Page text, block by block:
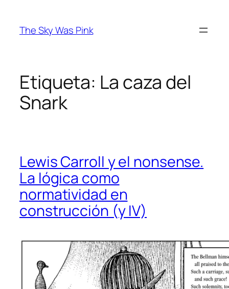
contenido
The Sky Was Pink
Etiqueta: La caza del
Snark
Lewis Carroll y el nonsense.
La lógica como
normatividad en
construcción (y IV)